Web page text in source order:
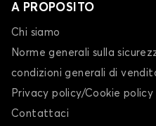
Tappetini per
A PROPOSITO
Chi siamo
Norme generali sulla
condizioni generali di
Privacy policy/Cookie policy
Contattaci